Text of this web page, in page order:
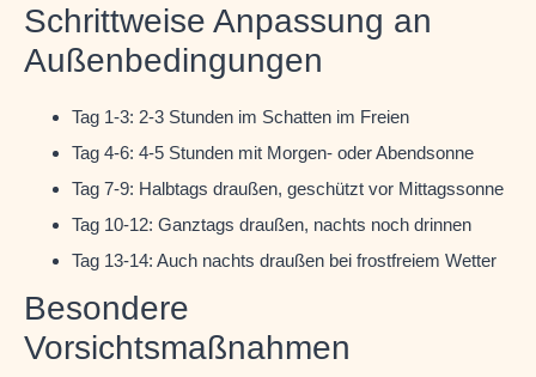
Schrittweise Anpassung an
Außenbedingungen
Tag 1-3: 2-3 Stunden im Schatten im Freien
Tag 4-6: 4-5 Stunden mit Morgen- oder Abendsonne
Tag 7-9: Halbtags draußen, geschützt vor Mittagssonne
Tag 10-12: Ganztags draußen, nachts noch drinnen
Tag 13-14: Auch nachts draußen bei frostfreiem Wetter
Besondere
Vorsichtsmaßnahmen